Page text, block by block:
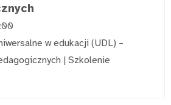
w edukacji (UDL) –
| Szkolenie